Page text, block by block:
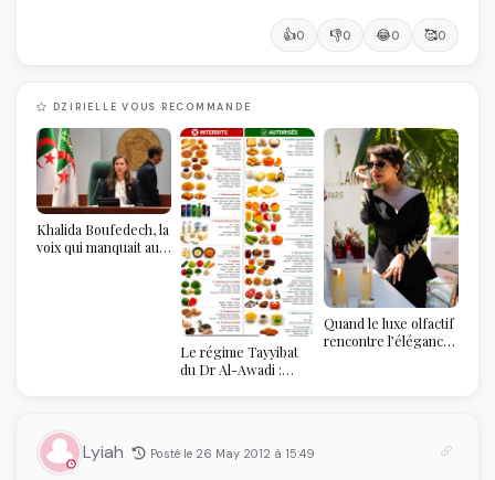
👍0 👎0 😂0 🥰0
DZIRIELLE VOUS RECOMMANDE
Khalida Boufedech, la
voix qui manquait au
Le régime Tayyibat
du Dr Al-Awadi :
vraiment savoir
Quand le luxe olfactif
rencontre l’élégance
Lyiah Posté le 26 May 2012 à 15:49